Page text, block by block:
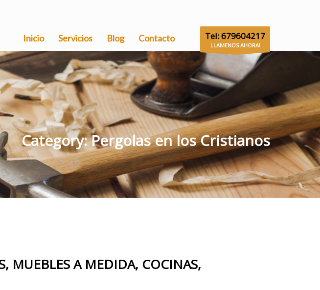
Inicio Servicios Blog Contacto Tel: 679604217
LLAMENOS AHORA!
Category: Pergolas en los Cristianos
MUEBLES A MEDIDA, COCINAS,